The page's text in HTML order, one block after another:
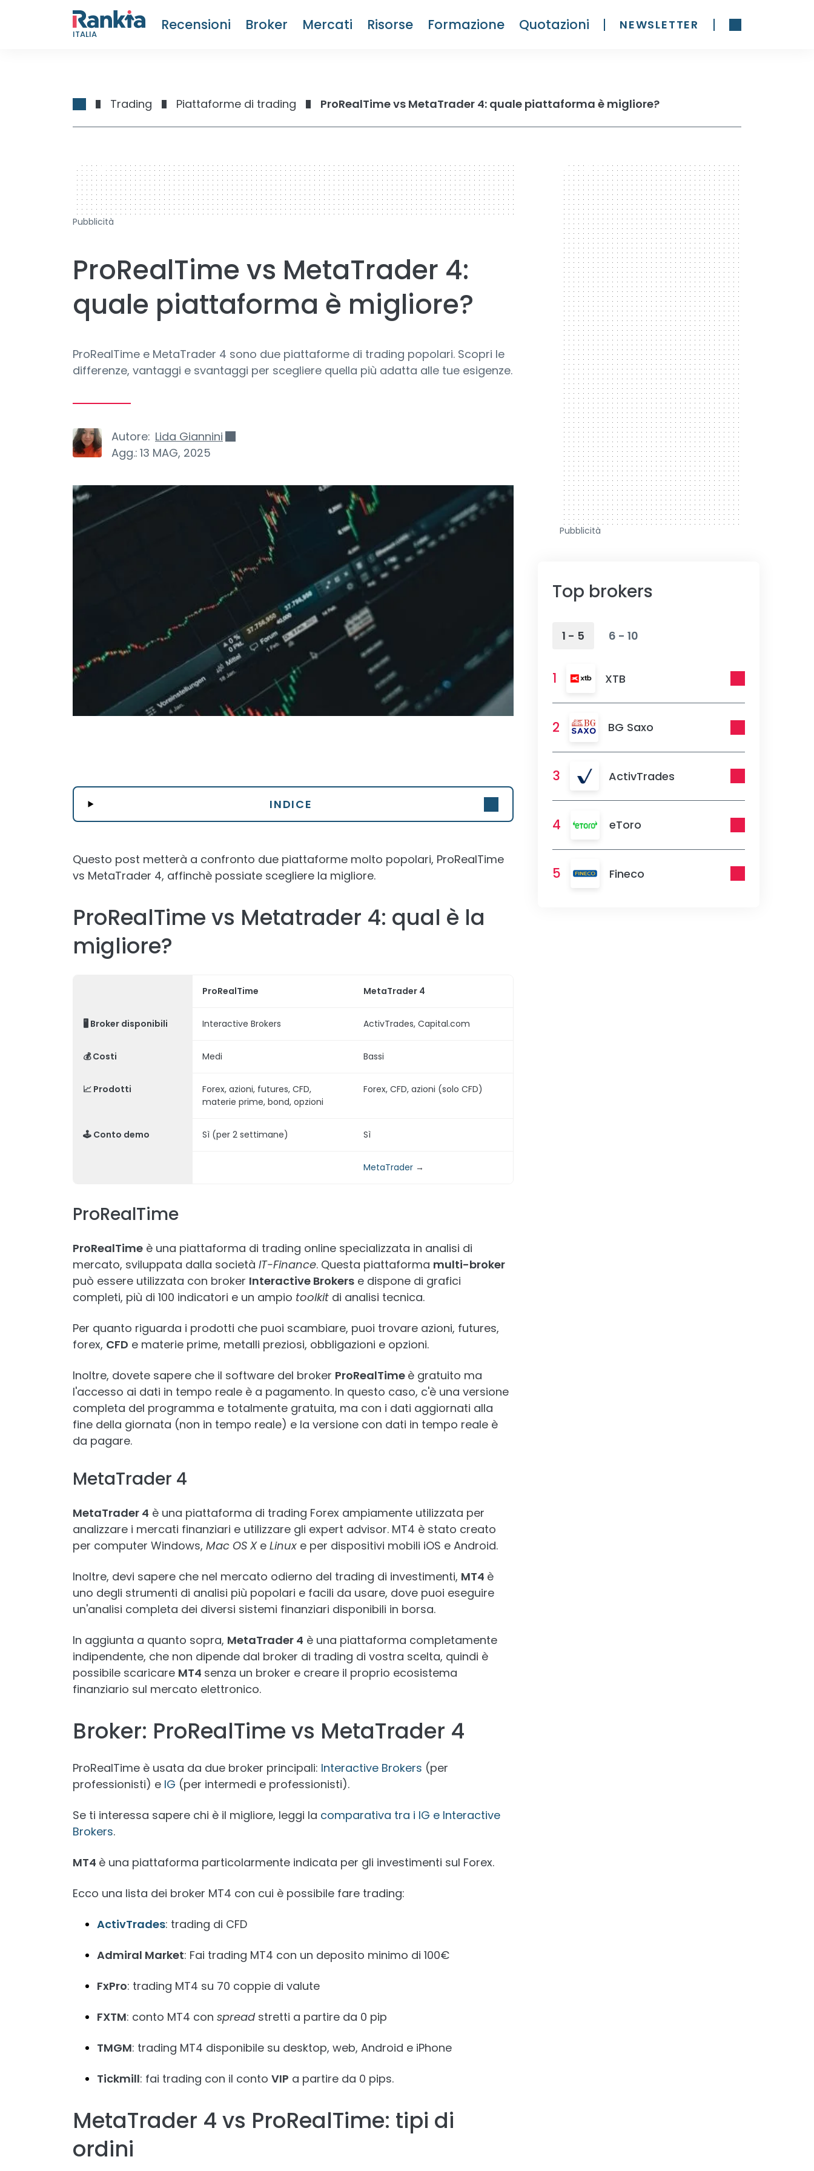
ITALIA
Recensioni Broker Mercati Risorse Formazione Quotazioni NEWSLETTER
Trading Piattaforme di trading ProRealTime vs MetaTrader 4: quale piattaforma è migliore?
728 x 90
Pubblicità
ProRealTime vs MetaTrader 4:
quale piattaforma è migliore?
ProRealTime e MetaTrader 4 sono due piattaforme di trading popolari. Scopri le
differenze, vantaggi e svantaggi per scegliere quella più adatta alle tue esigenze.
Autore: Lida Giannini
Agg.: 13 MAG, 2025
INDICE
Questo post metterà a confronto due piattaforme molto popolari, ProRealTime
vs MetaTrader 4, affinchè possiate scegliere la migliore.
ProRealTime vs Metatrader 4: qual è la
migliore?
ProRealTime MetaTrader 4
🖥️ Broker disponibili Interactive Brokers ActivTrades, Capital.com
💰 Costi Medi Bassi
📈 Prodotti
Forex, azioni, futures, CFD,
materie prime, bond, opzioni
Forex, CFD, azioni (solo CFD)
🕹️ Conto demo Sì (per 2 settimane) Sì
MetaTrader →
ProRealTime
ProRealTime è una piattaforma di trading online specializzata in analisi di
mercato, sviluppata dalla società IT-Finance. Questa piattaforma multi-broker
può essere utilizzata con broker Interactive Brokers e dispone di grafici
completi, più di 100 indicatori e un ampio toolkit di analisi tecnica.
Per quanto riguarda i prodotti che puoi scambiare, puoi trovare azioni, futures,
forex, CFD e materie prime, metalli preziosi, obbligazioni e opzioni.
Inoltre, dovete sapere che il software del broker ProRealTime è gratuito ma
l'accesso ai dati in tempo reale è a pagamento. In questo caso, c'è una versione
completa del programma e totalmente gratuita, ma con i dati aggiornati alla
fine della giornata (non in tempo reale) e la versione con dati in tempo reale è
da pagare.
MetaTrader 4
MetaTrader 4 è una piattaforma di trading Forex ampiamente utilizzata per
analizzare i mercati finanziari e utilizzare gli expert advisor. MT4 è stato creato
per computer Windows, Mac OS Xe Linux e per dispositivi mobili iOS e Android.
Inoltre, devi sapere che nel mercato odierno del trading di investimenti, MT4 è
uno degli strumenti di analisi più popolari e facili da usare, dove puoi eseguire
un'analisi completa dei diversi sistemi finanziari disponibili in borsa.
In aggiunta a quanto sopra, MetaTrader 4 è una piattaforma completamente
indipendente, che non dipende dal broker di trading di vostra scelta, quindi è
possibile scaricare MT4 senza un broker e creare il proprio ecosistema
finanziario sul mercato elettronico.
Broker: ProRealTime vs MetaTrader 4
ProRealTime è usata da due broker principali: Interactive Brokers (per
professionisti) e IG (per intermedi e professionisti).
Se ti interessa sapere chi è il migliore, leggi la comparativa tra i IG e Interactive
Brokers.
MT4 è una piattaforma particolarmente indicata per gli investimenti sul Forex.
Ecco una lista dei broker MT4 con cui è possibile fare trading:
ActivTrades: trading di CFD
Admiral Market: Fai trading MT4 con un deposito minimo di 100€
FxPro: trading MT4 su 70 coppie di valute
FXTM: conto MT4 con spread stretti a partire da 0 pip
TMGM: trading MT4 disponibile su desktop, web, Android e iPhone
Tickmill: fai trading con il conto VIP a partire da 0 pips.
MetaTrader 4 vs ProRealTime: tipi di
ordini
300 x 600
Pubblicità
Top brokers
1 - 5 6 - 10
1 XTB
2 BG Saxo
3 ActivTrades
4 eToro
5 Fineco